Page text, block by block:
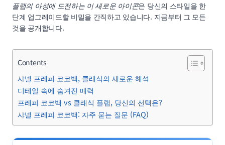
플랩의 아성에 도전하는 이 새로운 아이콘은 당신의 스타일을 한
단계 업그레이드할 비밀을 간직하고 있습니다. 지금부터 그 모든
것을 공개합니다.
Contents
샤넬 프레피 코코백, 클래식의 새로운 해석
디테일 속에 숨겨진 매력
프레피 코코백 vs 클래식 플랩, 당신의 선택은?
샤넬 프레피 코코백: 자주 묻는 질문 (FAQ)